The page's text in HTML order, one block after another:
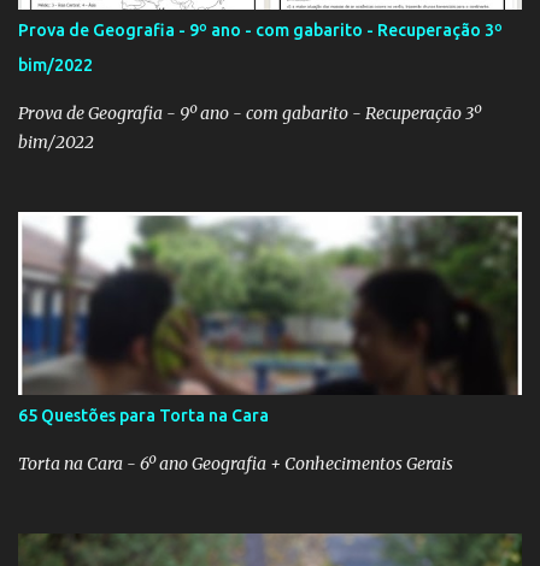
relacionada ao assunto. Aí, precisa correr para o Google Imagens,
achar a bandeira correta, com a resolução adequada... a maior
função. Eu sei porque já precisei fazer isso. Como deixei os
arquivos armazenados em cas...
Prova de Geografia - 9º ano - com gabarito - Recuperação 3º
bim/2022
Prova de Geografia - 9º ano - com gabarito - Recuperação 3º
bim/2022
65 Questões para Torta na Cara
Torta na Cara - 6º ano Geografia + Conhecimentos Gerais